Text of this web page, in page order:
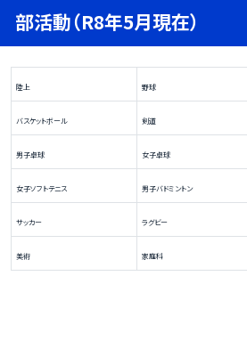
部活動（R8年5月現在）
陸上 野球
バスケットボール 剣道
男子卓球 女子卓球
女子ソフトテニス 男子バドミントン
サッカー ラグビー
美術 家庭科